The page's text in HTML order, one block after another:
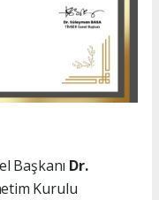
Başkanı Dr.
Kurulu